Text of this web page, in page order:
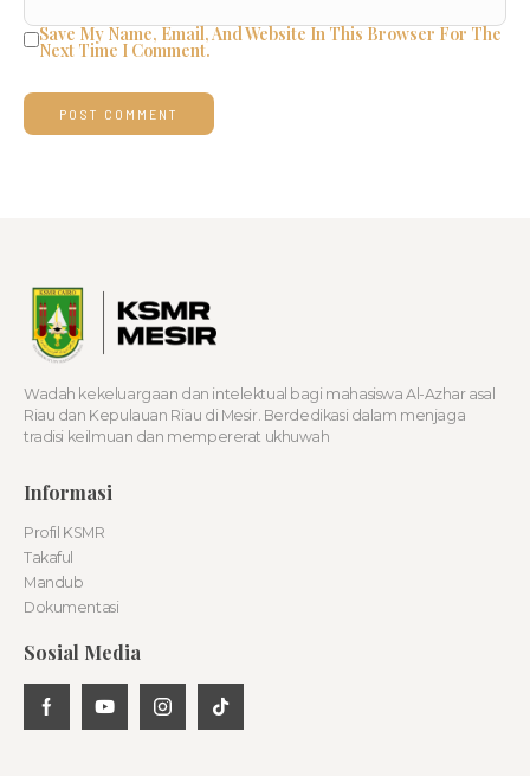
Save My Name, Email, And Website In This Browser For The
Next Time I Comment.
Wadah kekeluargaan dan intelektual bagi mahasiswa Al-Azhar asal
Riau dan Kepulauan Riau di Mesir. Berdedikasi dalam menjaga
tradisi keilmuan dan mempererat ukhuwah
Informasi
Profil KSMR
Takaful
Mandub
Dokumentasi
Sosial Media